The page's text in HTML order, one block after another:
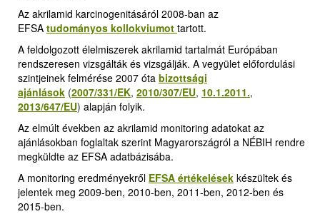
Az akrilamid karcinogenitásáról 2008-ban az
EFSA tudományos kollokviumot tartott.
A feldolgozott élelmiszerek akrilamid tartalmát Európában
rendszeresen vizsgálták és vizsgálják. A vegyület előfordulási
szintjeinek felmérése 2007 óta bizottsági
ajánlások (2007/331/EK, 2010/307/EU, 10.1.2011.,
2013/647/EU) alapján folyik.
Az elmúlt években az akrilamid monitoring adatokat az
ajánlásokban foglaltak szerint Magyarországról a NÉBIH rendre
megküldte az EFSA adatbázisába.
A monitoring eredményekről EFSA értékelések készültek és
jelentek meg 2009-ben, 2010-ben, 2011-ben, 2012-ben és
2015-ben.